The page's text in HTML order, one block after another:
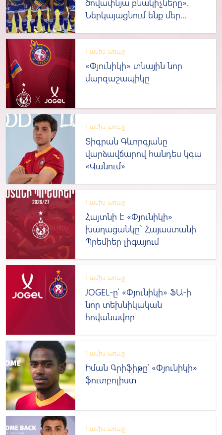
ծովափնյա բնակիչները».
Ներկայացնում ենք մեր
1 ամիս առաջ
«Փյունիկի» տնային նոր
մարզաշապիկը
1 ամիս առաջ
Տիգրան Գևորգյանը
վարձավճարով հանդես կգա
«Վանում»
1 ամիս առաջ
Հայտնի է «Փյունիկի»
խաղացանկը` Հայաստանի
Պրեմիեր լիգայում
1 ամիս առաջ
JOGEL-ը՝ «Փյունիկի» ՖԱ-ի
նոր տեխնիկական
հովանավոր
1 ամիս առաջ
Իման Գրիֆիթը՝ «Փյունիկի»
ֆուտբոլիստ
1 ամիս առաջ